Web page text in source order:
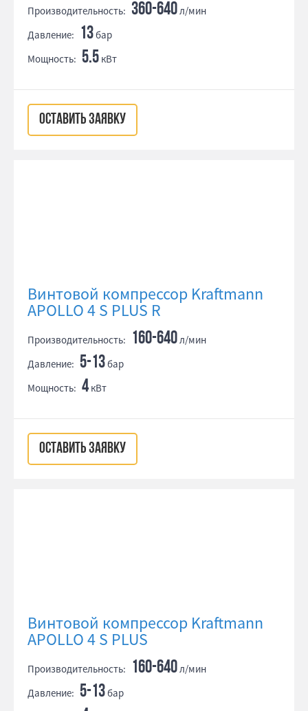
Производительность: 360-640л/мин
Давление: 13бар
Мощность: 5.5 кВт
ОСТАВИТЬ ЗАЯВКУ
Винтовой компрессор Kraftmann
APOLLO 4 S PLUS R
Производительность: 160-640л/мин
Давление: 5-13бар
Мощность: 4 кВт
ОСТАВИТЬ ЗАЯВКУ
Винтовой компрессор Kraftmann
APOLLO 4 S PLUS
Производительность: 160-640л/мин
Давление: 5-13бар